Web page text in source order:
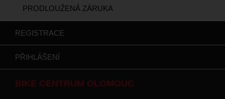
PRODLOUŽENÁ ZÁRUKA
REGISTRACE
PŘIHLÁŠENÍ
BIKE CENTRUM OLOMOUC